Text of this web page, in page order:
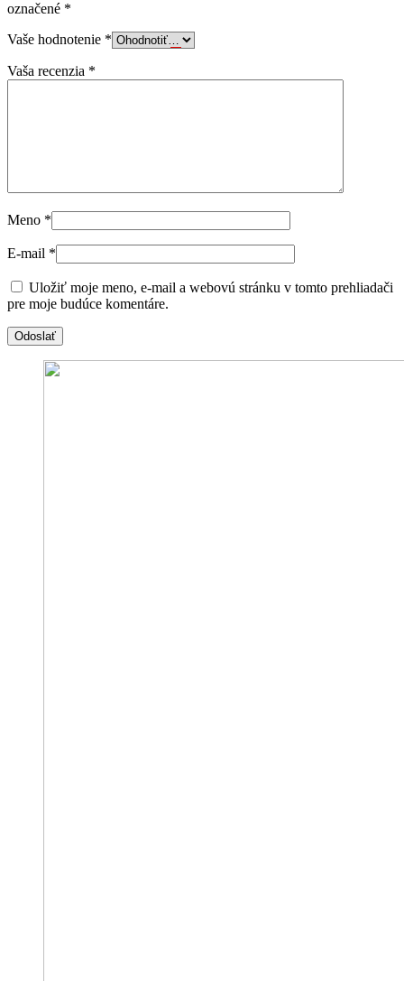
označené *
Vaše hodnotenie *
Vaša recenzia *
Meno *
E-mail *
Uložiť moje meno, e-mail a webovú stránku v tomto prehliadači
pre moje budúce komentáre.